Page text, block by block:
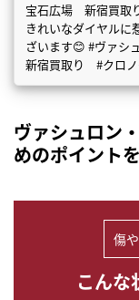
宝石広場 新宿買取
きれいなダイヤル
ざいます😊 #ヴァ
新宿買取り #クロノ
ヴァシュロン
めのポイント
傷
こんな